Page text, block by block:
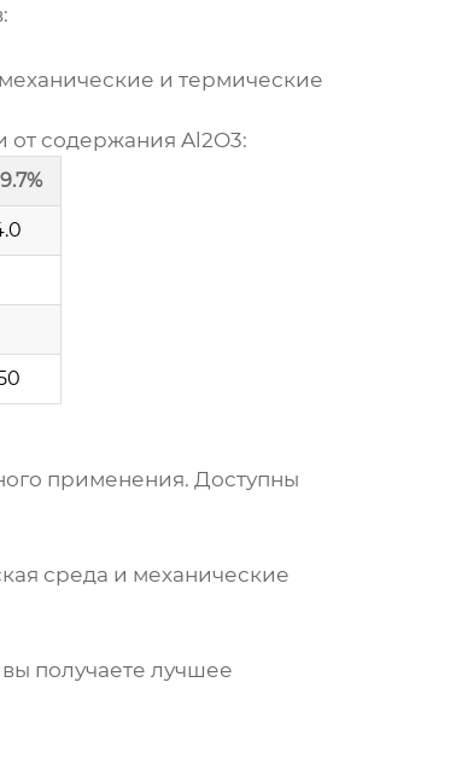
и термические
содержания Al2O3:
применения. Доступны
среда и механические
получаете лучшее